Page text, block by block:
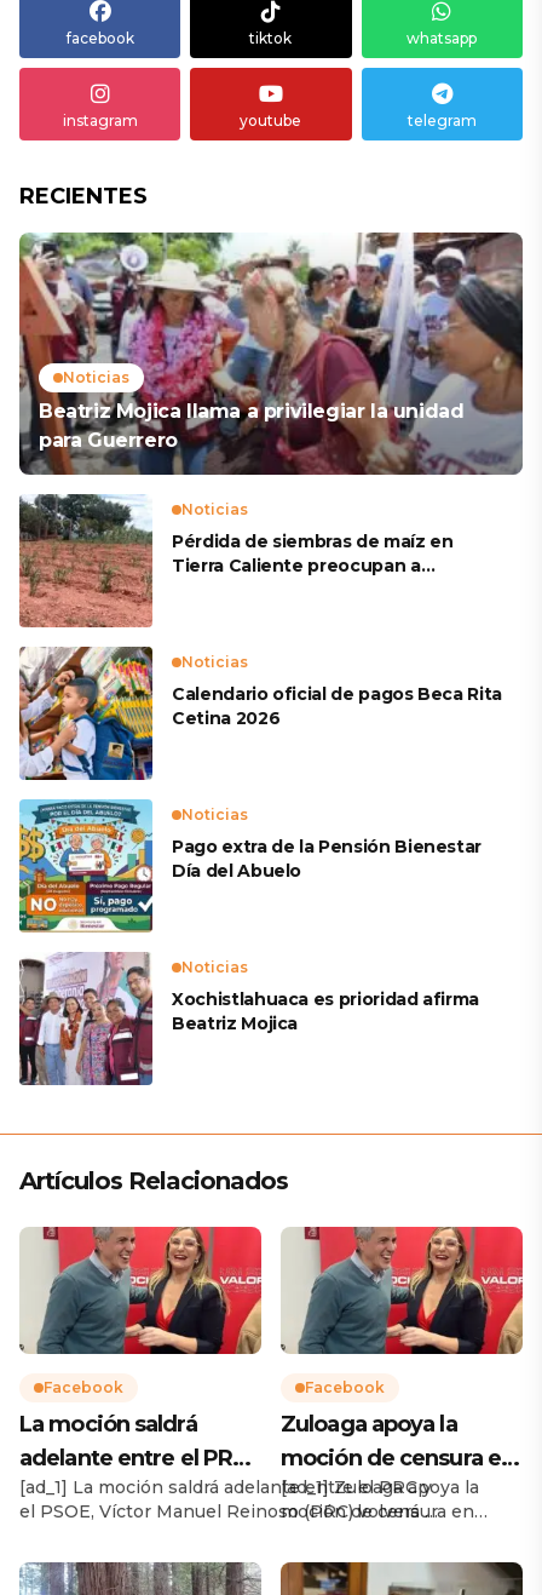
facebook tiktok whatsapp
instagram youtube telegram
RECIENTES
Noticias
Beatriz Mojica llama a privilegiar la unidad
para Guerrero
Noticias
Pérdida de siembras de maíz en
Tierra Caliente preocupan a
Noticias
Calendario oficial de pagos Beca Rita
Cetina 2026
Noticias
Pago extra de la Pensión Bienestar
Día del Abuelo
Noticias
Xochistlahuaca es prioridad afirma
Beatriz Mojica
Artículos Relacionados
Facebook
La moción saldrá
adelante entre el PRC
y el PSOE, Víctor
Manuel Reinoso (PRC)
vo…
[ad_1] La moción saldrá adelante entre el PRC y
el PSOE, Víctor Manuel Reinoso (PRC) volverá a
https://www.facebook.com/share/19unVofewp/?
mibextid=wwXIfr [ad_2] Source
Facebook
Zuloaga apoya la
moción de censura en
Cabezon de la Sal
contra Oscar López
Soto
[ad_1] Zuloaga apoya la
moción de censura en
Oscar López Soto [ad_2]
Source